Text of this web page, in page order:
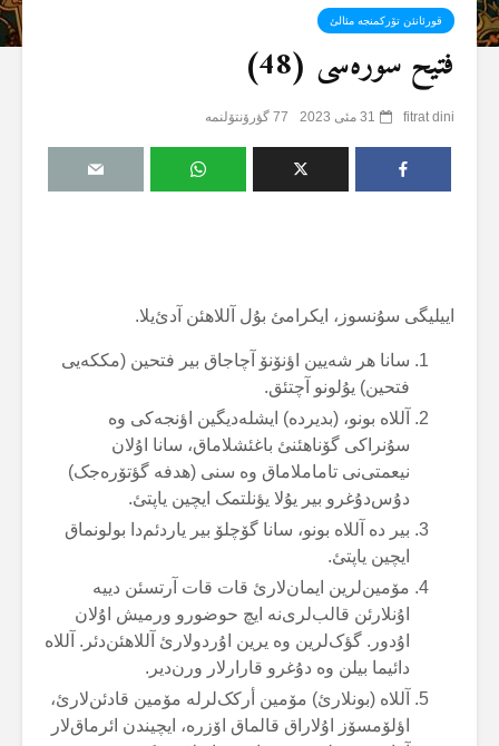
قورئانئن تۆرکمنجە مئالئ
فتیح سورەسی (48)
fitrat dini 31 مئی 2023 77 گؤرۆنتۆلنمە
اییلیگی سۇنسوز، ایکرامئ بۇل آللاهئن آدئ‌یلا.
سانا هر شەیین اؤنۆنۆ آچاجاق بیر فتحین (مککەیی
فتحین) یۇلونو آچتئق.
آللاە بونو، (بدیردە) ایشلەدیگین اؤنجەکی وە
سۇنراکی گۆناهئنئ باغئشلاماق، سانا اۇلان
نیعمتی‌نی تاماملاماق وە سنی (هدفە گؤتۆرەجک)
دۇس‌دۇغرو بیر یۇلا یؤنلتمک ایچین یاپتئ.
بیر دە آللاە بونو، سانا گۆچلۆ بیر یاردئم‌دا بولونماق
ایچین یاپتئ.
مۆمین‌لرین ایمان‌لارئ قات قات آرتسئن دییە
اۇنلارئن قالب‌لری‌نە ایچ حوضورو ورمیش اۇلان
اۇدور. گؤک‌لرین وە یرین اۇردولارئ آللاهئن‌دئر. آللاە
دائیما بیلن وە دۇغرو قارارلار ورن‌دیر.
آللاە (بونلارئ) مۆمین أرکک‌لرلە مۆمین قادئن‌لارئ،
اؤلۆمسۆز اۇلاراق قالماق اۆزرە، ایچیندن ائرماق‌لار